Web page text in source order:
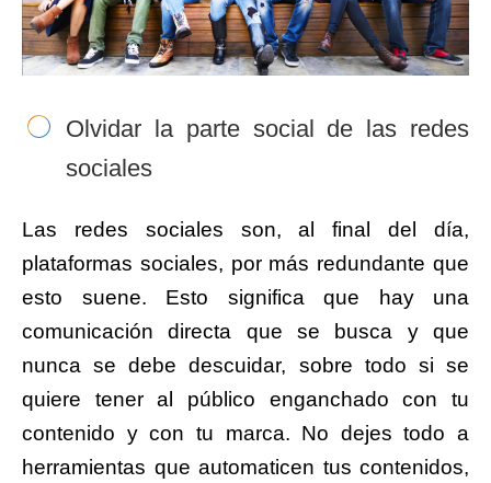
Olvidar la parte social de las redes
sociales
Las redes sociales son, al final del día,
plataformas sociales, por más redundante que
esto suene. Esto significa que hay una
comunicación directa que se busca y que
nunca se debe descuidar, sobre todo si se
quiere tener al público enganchado con tu
contenido y con tu marca. No dejes todo a
herramientas que automaticen tus contenidos,